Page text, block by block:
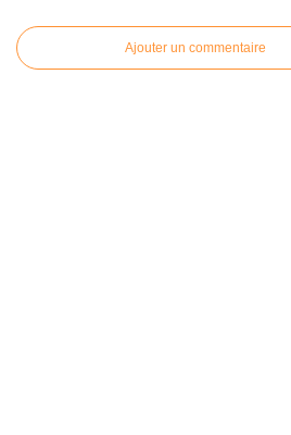
Ajouter un commentaire